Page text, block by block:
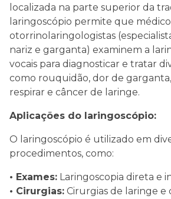
localizada na parte superior da
laringoscópio permite que
otorrinolaringologistas
nariz e garganta) examinem a
vocais para diagnosticar e tratar
como rouquidão, dor de
respirar e câncer de laringe.
Aplicações do laringoscópio:
O laringoscópio é utilizado em
procedimentos, como:
• Exames: Laringoscopia direta e
• Cirurgias: Cirurgias de laringe e